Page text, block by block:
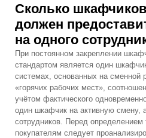
Сколько
должен
на одного
При постоянном закреплении
стандартом является один
системах, основанных на сменной
«горячих рабочих мест»,
учётом фактического
один шкафчик на активную смену,
сотрудников. Перед определением
покупателям следует